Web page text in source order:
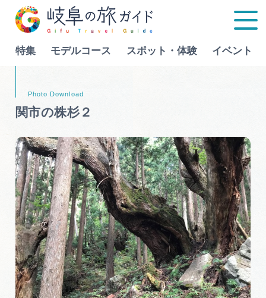
特集 モデルコース スポット・体験 イベント
特集
モデルコース
スポット・体験
イベント
グルメ
旅の予約
Language
行きたいリストを見る
関市の株杉２